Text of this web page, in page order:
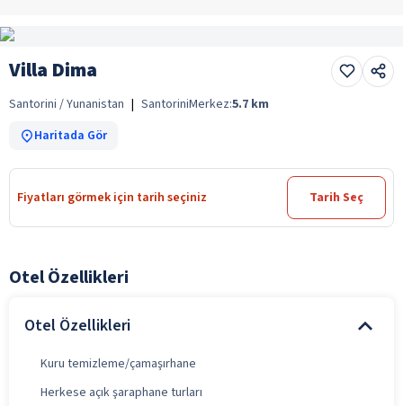
Villa Dima
Santorini / Yunanistan | SantoriniMerkez:5.7 km
Haritada Gör
Fiyatları görmek için tarih seçiniz Tarih Seç
Otel Özellikleri
Otel Özellikleri
Kuru temizleme/çamaşırhane
Herkese açık şaraphane turları